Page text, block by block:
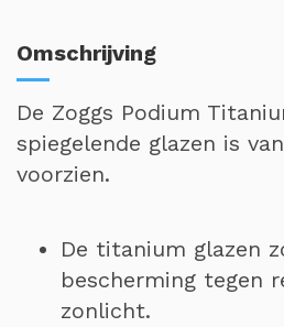
Omschrijving
De Zoggs Podium
spiegelende glazen is
voorzien.
De titanium glazen
bescherming tegen
zonlicht.